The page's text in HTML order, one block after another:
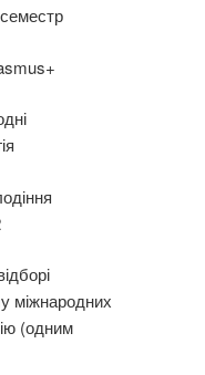
міжнародних
(одним